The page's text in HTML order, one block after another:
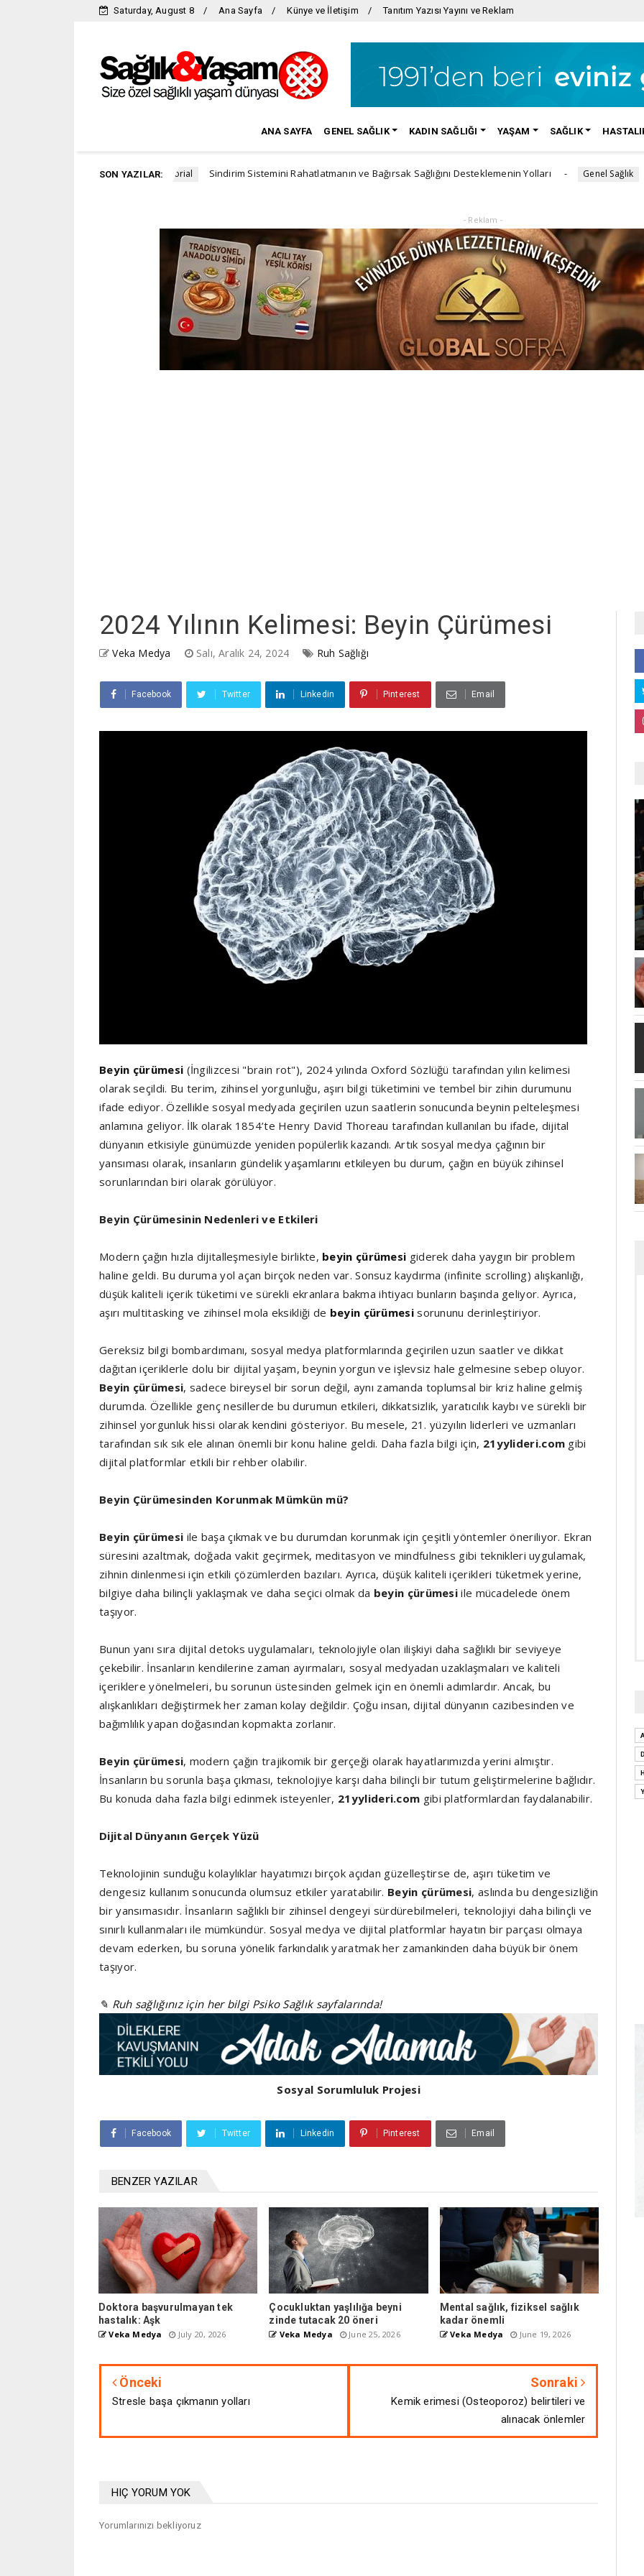
Saturday, August 8 Ana Sayfa Künye ve İletişim Tanıtım Yazısı Yayını ve Reklam
ANA SAYFA GENEL SAĞLIK KADIN SAĞLIĞI YAŞAM SAĞLIK
SON YAZILAR:
Advertorial Sindirim Sistemini Rahatlatmanın ve Bağırsak Sağlığını Desteklemenin Yolları Genel Sağlık Güneşin
- Reklam -
2024 Yılının Kelimesi: Beyin Çürümesi
Veka Medya Salı, Aralık 24, 2024 Ruh Sağlığı
Facebook Twitter Linkedin Pinterest Email
Beyin çürümesi (İngilizcesi "brain rot"), 2024 yılında Oxford Sözlüğü tarafından yılın kelimesi
olarak seçildi. Bu terim, zihinsel yorgunluğu, aşırı bilgi tüketimini ve tembel bir zihin durumunu
ifade ediyor. Özellikle sosyal medyada geçirilen uzun saatlerin sonucunda beynin pelteleşmesi
anlamına geliyor. İlk olarak 1854’te Henry David Thoreau tarafından kullanılan bu ifade, dijital
dünyanın etkisiyle günümüzde yeniden popülerlik kazandı. Artık sosyal medya çağının bir
yansıması olarak, insanların gündelik yaşamlarını etkileyen bu durum, çağın en büyük zihinsel
sorunlarından biri olarak görülüyor.
Beyin Çürümesinin Nedenleri ve Etkileri
Modern çağın hızla dijitalleşmesiyle birlikte, beyin çürümesi giderek daha yaygın bir problem
haline geldi. Bu duruma yol açan birçok neden var. Sonsuz kaydırma (infinite scrolling) alışkanlığı,
düşük kaliteli içerik tüketimi ve sürekli ekranlara bakma ihtiyacı bunların başında geliyor. Ayrıca,
aşırı multitasking ve zihinsel mola eksikliği de beyin çürümesisorununu derinleştiriyor.
Gereksiz bilgi bombardımanı, sosyal medya platformlarında geçirilen uzun saatler ve dikkat
dağıtan içeriklerle dolu bir dijital yaşam, beynin yorgun ve işlevsiz hale gelmesine sebep oluyor.
Beyin çürümesi, sadece bireysel bir sorun değil, aynı zamanda toplumsal bir kriz haline gelmiş
durumda. Özellikle genç nesillerde bu durumun etkileri, dikkatsizlik, yaratıcılık kaybı ve sürekli bir
zihinsel yorgunluk hissi olarak kendini gösteriyor. Bu mesele, 21. yüzyılın liderleri ve uzmanları
tarafından sık sık ele alınan önemli bir konu haline geldi. Daha fazla bilgi için, 21yylideri.com gibi
dijital platformlar etkili bir rehber olabilir.
Beyin Çürümesinden Korunmak Mümkün mü?
Beyin çürümesi ile başa çıkmak ve bu durumdan korunmak için çeşitli yöntemler öneriliyor. Ekran
süresini azaltmak, doğada vakit geçirmek, meditasyon ve mindfulness gibi teknikleri uygulamak,
zihnin dinlenmesi için etkili çözümlerden bazıları. Ayrıca, düşük kaliteli içerikleri tüketmek yerine,
bilgiye daha bilinçli yaklaşmak ve daha seçici olmak da beyin çürümesi ile mücadelede önem
taşıyor.
Bunun yanı sıra dijital detoks uygulamaları, teknolojiyle olan ilişkiyi daha sağlıklı bir seviyeye
çekebilir. İnsanların kendilerine zaman ayırmaları, sosyal medyadan uzaklaşmaları ve kaliteli
içeriklere yönelmeleri, bu sorunun üstesinden gelmek için en önemli adımlardır. Ancak, bu
alışkanlıkları değiştirmek her zaman kolay değildir. Çoğu insan, dijital dünyanın cazibesinden ve
bağımlılık yapan doğasından kopmakta zorlanır.
Beyin çürümesi, modern çağın trajikomik bir gerçeği olarak hayatlarımızda yerini almıştır.
İnsanların bu sorunla başa çıkması, teknolojiye karşı daha bilinçli bir tutum geliştirmelerine bağlıdır.
Bu konuda daha fazla bilgi edinmek isteyenler, 21yylideri.com gibi platformlardan faydalanabilir.
Dijital Dünyanın Gerçek Yüzü
Teknolojinin sunduğu kolaylıklar hayatımızı birçok açıdan güzelleştirse de, aşırı tüketim ve
dengesiz kullanım sonucunda olumsuz etkiler yaratabilir. Beyin çürümesi, aslında bu dengesizliğin
bir yansımasıdır. İnsanların sağlıklı bir zihinsel dengeyi sürdürebilmeleri, teknolojiyi daha bilinçli ve
sınırlı kullanmaları ile mümkündür. Sosyal medya ve dijital platformlar hayatın bir parçası olmaya
devam ederken, bu soruna yönelik farkındalık yaratmak her zamankinden daha büyük bir önem
taşıyor.
✎ Ruh sağlığınız için her bilgi Psiko Sağlık sayfalarında!
Sosyal Sorumluluk Projesi
Facebook Twitter Linkedin Pinterest Email
BENZER YAZILAR
Doktora başvurulmayan tek
hastalık: Aşk
Veka Medya July 20, 2026
Çocukluktan yaşlılığa beyni
zinde tutacak 20 öneri
Veka Medya June 25, 2026
Mental sağlık, fiziksel sağlık
kadar önemli
Veka Medya June 19, 2026
Önceki
Stresle başa çıkmanın yolları
Sonraki
Kemik erimesi (Osteoporoz) belirtileri ve
alınacak önlemler
HIÇ YORUM YOK
Yorumlarınızı bekliyoruz